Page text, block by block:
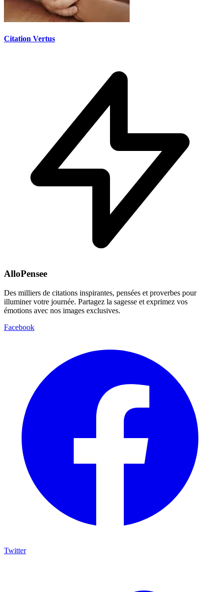
Citation Vertus
AlloPensee
Des milliers de citations inspirantes, pensées et proverbes pour
illuminer votre journée. Partagez la sagesse et exprimez vos
émotions avec nos images exclusives.
Facebook
Twitter